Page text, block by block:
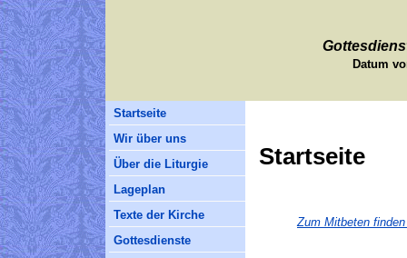
Datum
Startseite
Wir über uns
Über die Liturgie
Lageplan
Texte der Kirche
Gottesdienste
Startseite
Zum Mitbeten